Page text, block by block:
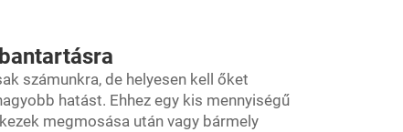
számunkra, de helyesen kell őket
hatást. Ehhez egy kis mennyiségű
megmosása után vagy bármely